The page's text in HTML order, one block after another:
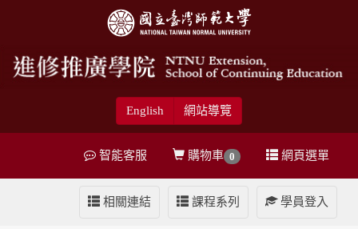
English 網站導覽
網頁選單
購物車 0
智能客服
學員登入
課程系列
相關連結